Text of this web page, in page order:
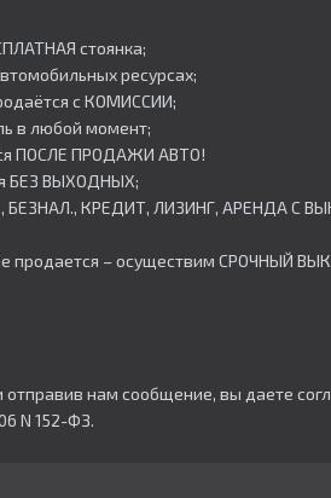
стоянка;
ресурсах;
с КОМИССИИ;
в любой момент;
ПОСЛЕ ПРОДАЖИ АВТО!
БЕЗ ВЫХОДНЫХ;
БЕЗНАЛ., КРЕДИТ, ЛИЗИНГ, АРЕНДА С
продается – осуществим СРОЧНЫЙ
нам сообщение, вы даете
N 152-ФЗ.